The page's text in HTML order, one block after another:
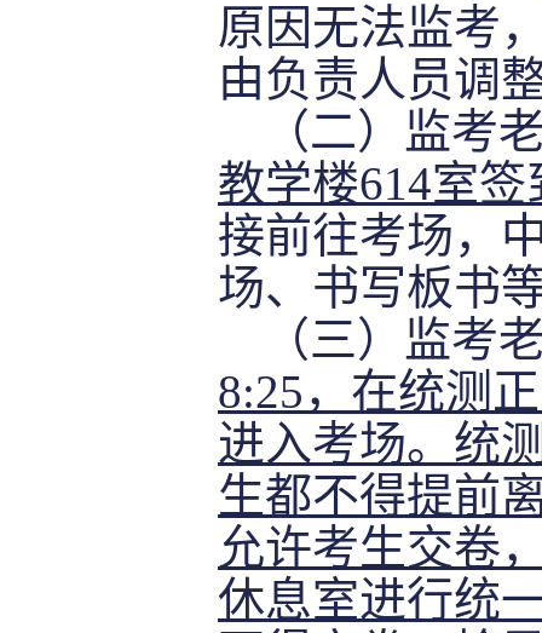
原因无法监考
由负责人员调
（二）监考
教学楼614室签
接前往考场，
场、书写板书
（三）监考
8:25， 在统测
进入考场。统
生都不得提前
允许考生交卷
休息室进行统